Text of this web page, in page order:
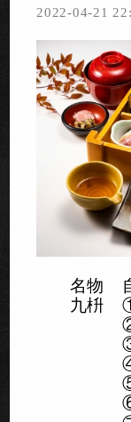
2022-04-21
名物
九枡 ①
②本
③赤
④茄
⑤新
⑥